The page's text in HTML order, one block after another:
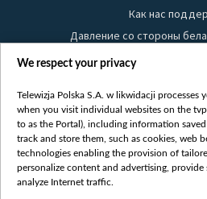
Как нас
Давление со стороны
Правила
Youtube
Белсат
Белсат
We respect your privacy
Telewizja Polska S.A. w likwidacji processes
when you visit individual websites on the
to as the Portal), including information
track and store them, such as cookies, web
technologies enabling the provision of
personalize content and advertising, provide
analyze Internet traffic.